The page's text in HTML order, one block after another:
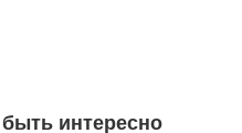
интересно